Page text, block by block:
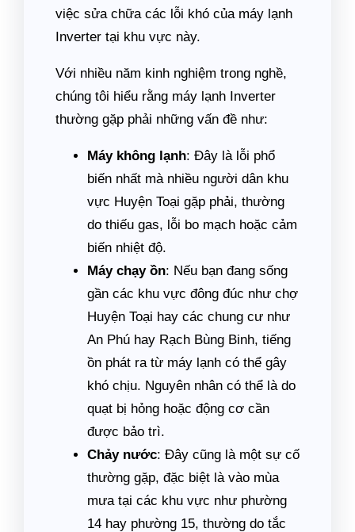
việc sửa chữa các lỗi khó của máy lạnh
Inverter tại khu vực này.
Với nhiều năm kinh nghiệm trong nghề,
chúng tôi hiểu rằng máy lạnh Inverter
thường gặp phải những vấn đề như:
Máy không lạnh: Đây là lỗi phổ
biến nhất mà nhiều người dân khu
vực Huyện Toại gặp phải, thường
do thiếu gas, lỗi bo mạch hoặc cảm
biến nhiệt độ.
Máy chạy ồn: Nếu bạn đang sống
gần các khu vực đông đúc như chợ
Huyện Toại hay các chung cư như
An Phú hay Rạch Bùng Binh, tiếng
ồn phát ra từ máy lạnh có thể gây
khó chịu. Nguyên nhân có thể là do
quạt bị hỏng hoặc động cơ cần
được bảo trì.
Chảy nước: Đây cũng là một sự cố
thường gặp, đặc biệt là vào mùa
mưa tại các khu vực như phường
14 hay phường 15, thường do tắc